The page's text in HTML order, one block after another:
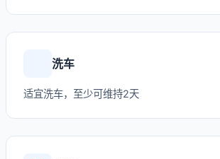
洗车
适宜洗车，至少可维持2天